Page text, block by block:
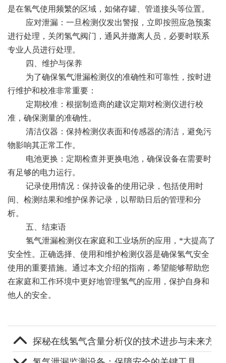
是在氢气使用频繁的区域，如储存罐、管道接头等位置。
应对泄漏：一旦检测仪发出警报，立即按照应急预案
进行处理，关闭氢气阀门，通风并撤离人员，必要时联系
专业人员进行处理。
四、维护与保养
为了确保氢气泄漏检测仪的准确性和可靠性，按时进
行维护和校准非常重要：
定期校准：根据制造商的建议定期对检测仪进行校
准，确保测量的准确性。
清洁仪器：保持检测仪表面和传感器的清洁，避免污
物影响其正常工作。
电池更换：定期检查并更换电池，确保设备在需要时
有足够的电力运行。
记录使用情况：保持设备的使用记录，包括使用时
间、检测结果和维护保养记录，以帮助日后的管理和分
析。
五、结束语
氢气泄漏检测仪在家庭和工业场所的应用，*大提高了
安全性。正确选择、使用和维护检测仪器是确保氢气安全
使用的重要措施。通过本文介绍的指南，希望能够帮助您
在家庭和工作环境中更好地管理氢气的应用，保护自身和
他人的安全。
探秘在线氢气含量分析仪的技术进步与未来方向